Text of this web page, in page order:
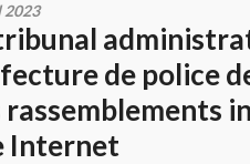
2023
de police
rassemblements
Internet